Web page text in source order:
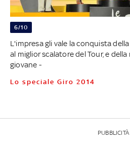
6/10
L'impresa gli vale la conquista
al miglior scalatore del Tour, e
giovane -
Lo speciale Giro 2014
PUBBLICITÀ